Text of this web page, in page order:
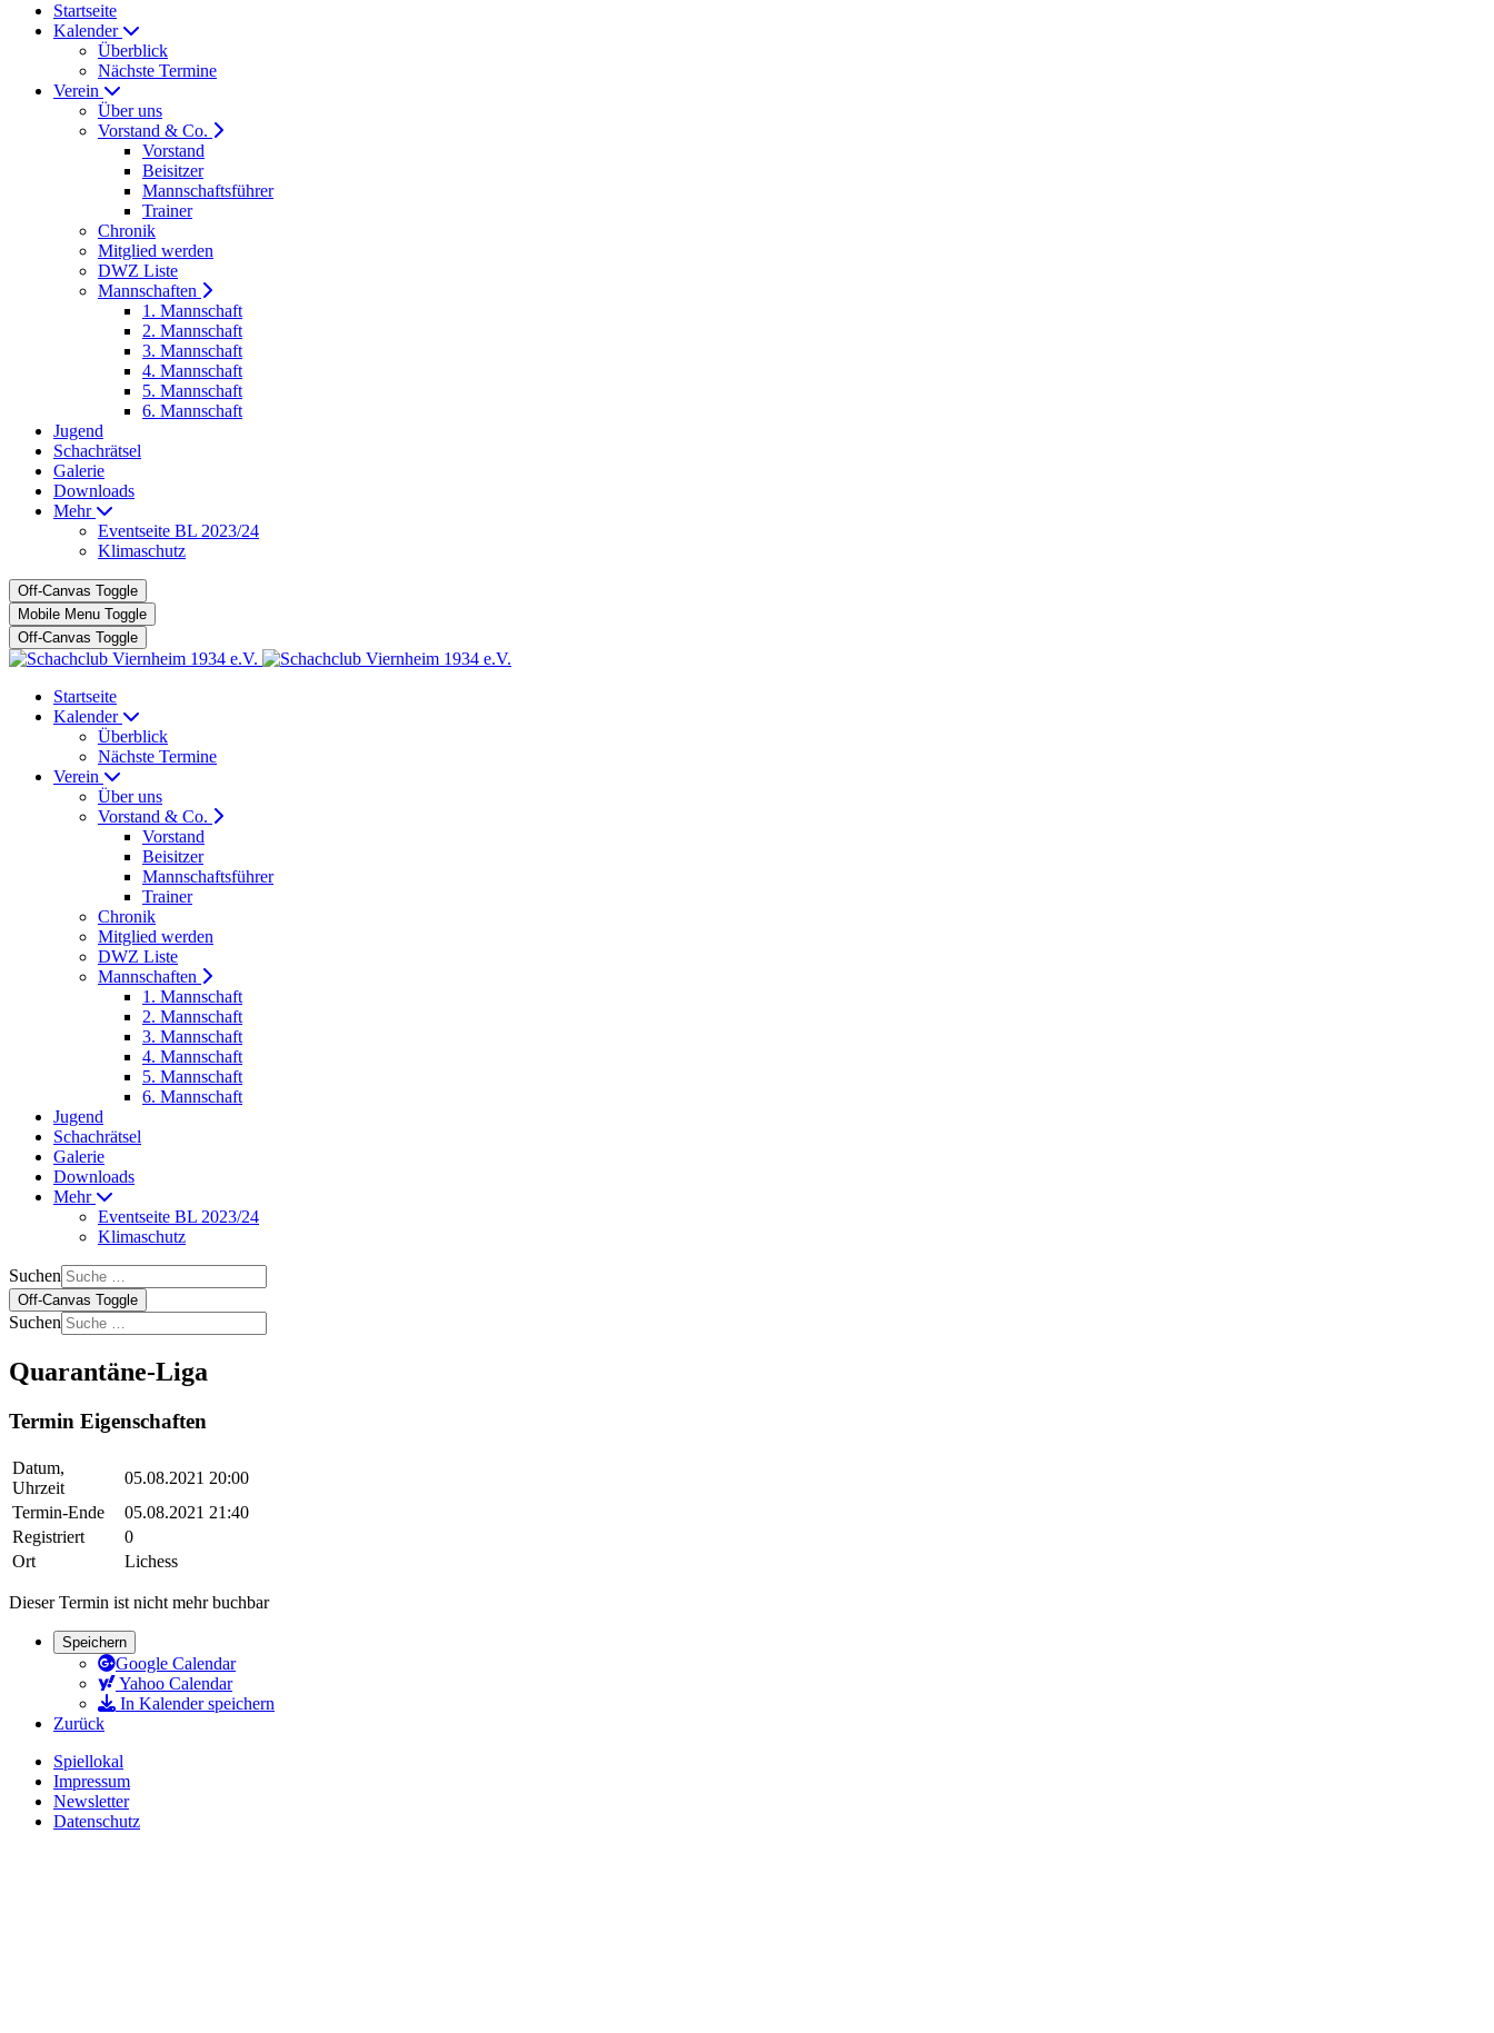
Startseite
Kalender
Überblick
Nächste Termine
Verein
Über uns
Vorstand & Co.
Vorstand
Beisitzer
Mannschaftsführer
Trainer
Chronik
Mitglied werden
DWZ Liste
Mannschaften
1. Mannschaft
2. Mannschaft
3. Mannschaft
4. Mannschaft
5. Mannschaft
6. Mannschaft
Jugend
Schachrätsel
Galerie
Downloads
Mehr
Eventseite BL 2023/24
Klimaschutz
Off-Canvas Toggle
Mobile Menu Toggle
Off-Canvas Toggle
Startseite
Kalender
Überblick
Nächste Termine
Verein
Über uns
Vorstand & Co.
Vorstand
Beisitzer
Mannschaftsführer
Trainer
Chronik
Mitglied werden
DWZ Liste
Mannschaften
1. Mannschaft
2. Mannschaft
3. Mannschaft
4. Mannschaft
5. Mannschaft
6. Mannschaft
Jugend
Schachrätsel
Galerie
Downloads
Mehr
Eventseite BL 2023/24
Klimaschutz
Suchen
Off-Canvas Toggle
Suchen
Quarantäne-Liga
Termin Eigenschaften
Datum,
Uhrzeit
05.08.2021 20:00
Termin-Ende
05.08.2021 21:40
Registriert
0
Ort
Lichess
Dieser Termin ist nicht mehr buchbar
Speichern
Google Calendar
Yahoo Calendar
In Kalender speichern
Zurück
Spiellokal
Impressum
Newsletter
Datenschutz